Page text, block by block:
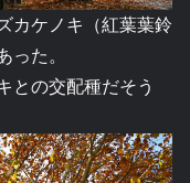
カケノキ（紅葉葉鈴
った。
との交配種だそう